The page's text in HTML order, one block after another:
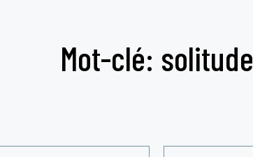
Mot-clé: solitude